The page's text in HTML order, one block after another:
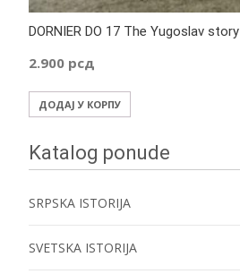
DORNIER DO 17 The Yugoslav story
2.900 рсд
ДОДАЈ У КОРПУ
Katalog ponude
SRPSKA ISTORIJA
SVETSKA ISTORIJA